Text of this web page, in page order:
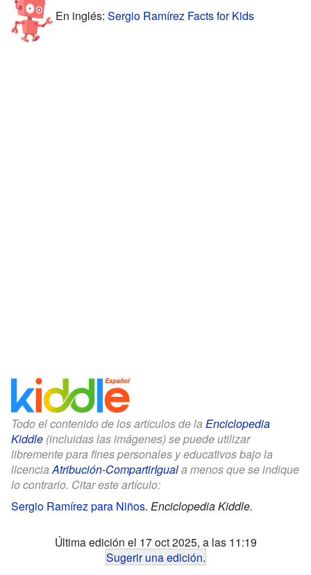
En inglés: Sergio Ramírez Facts for Kids
Todo el contenido de los artículos de la Enciclopedia
Kiddle (incluidas las imágenes) se puede utilizar
libremente para fines personales y educativos bajo la
licenciaAtribución-CompartirIguala menos que se indique
lo contrario. Citar este artículo:
Sergio Ramírez para Niños. Enciclopedia Kiddle.
Última edición el 17 oct 2025, a las 11:19
Sugerir una edición.